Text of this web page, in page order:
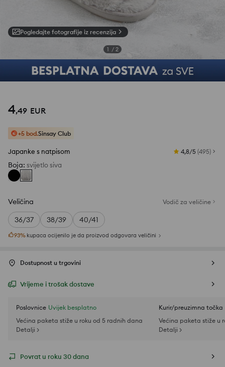
Pogledajte fotografije iz recenzija
1 / 2
4,49 EUR
+5 bod.Sinsay Club
Japanke s natpisom 4,8/5 (495)
Boja: svijetlo siva
Veličina Vodič za veličine
36/37 38/39 40/41
93% kupaca ocijenilo je da proizvod odgovara veličini
Dostupnost u trgovini
Vrijeme i trošak dostave
Poslovnice Uvijek besplatno
Većina paketa stiže u roku od 5 radnih dana
Detalji >
Kurir/preuzimna točka
Većina paketa stiže u
Detalji >
Povrat u roku 30 dana